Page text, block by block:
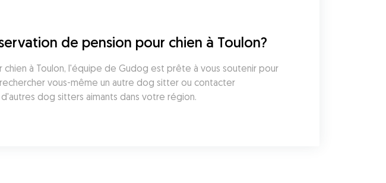
de pension pour chien à Toulon?
à Toulon, l'équipe de Gudog est prête à vous soutenir pour
vous-même un autre dog sitter ou contacter
dog sitters aimants dans votre région.